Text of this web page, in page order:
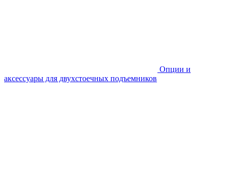
Опции и
аксессуары для двухстоечных подъемников